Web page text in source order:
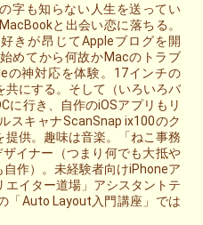
字も知らない人生を送ってい
と出会い恋に落ちる。
きが昂じてAppleブログを開
めてから何故かMacのトラブ
の神対応を体験。17インチの
にする。そして（いろいろバ
に行き、自作のiOSアプリもリ
スキャナScanSnap ix100のク
提供。趣味は音楽。「ねこ事務
イナー（つまり何でも大抵や
作）。未経験者向けiPhoneア
イター道場」アシスタントテ
「Auto Layout入門講座」では